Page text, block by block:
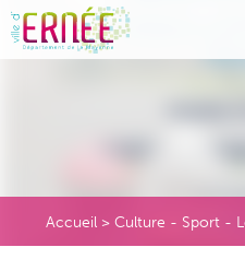
Accueil > Culture - Sport -